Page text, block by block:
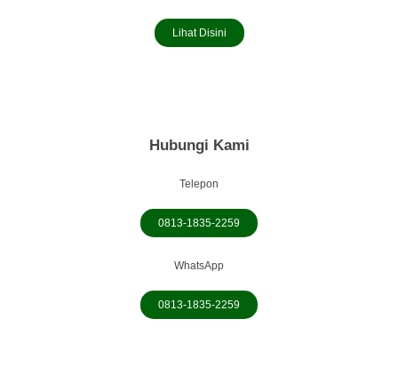
Lihat Disini
Hubungi Kami
Telepon
0813-1835-2259
WhatsApp
0813-1835-2259